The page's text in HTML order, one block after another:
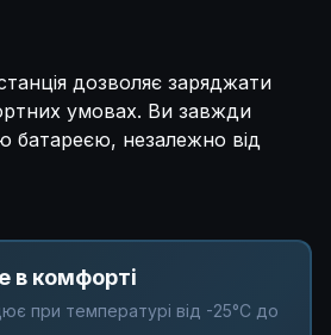
дозволяє заряджати
умовах. Ви завжди
батареєю, незалежно від
в комфорті
при температурі від -25°C до